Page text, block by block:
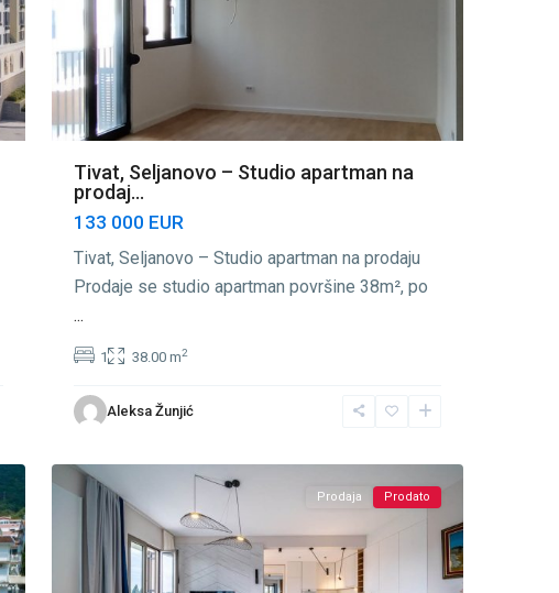
Tivat, Seljanovo – Studio apartman na
prodaj...
133 000 EUR
Tivat, Seljanovo – Studio apartman na prodaju
Prodaje se studio apartman površine 38m², po
...
1 38.00 m2
Aleksa Žunjić
Seljanovo,
Prodaja Prodato